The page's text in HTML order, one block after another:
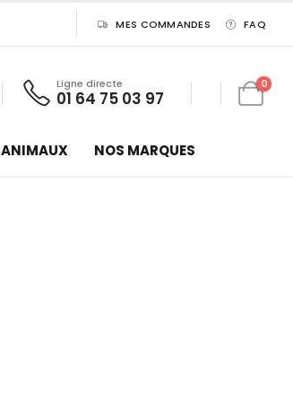
MES COMMANDES FAQ
Ligne directe
01 64 75 03 97
0
ANIMAUX NOS MARQUES